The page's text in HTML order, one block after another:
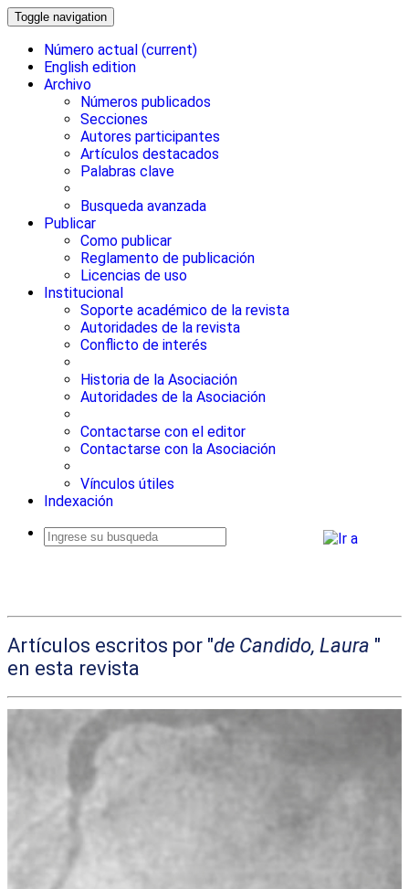
Toggle navigation
Número actual (current)
English edition
Archivo
Números publicados
Secciones
Autores participantes
Artículos destacados
Palabras clave
Busqueda avanzada
Publicar
Como publicar
Reglamento de publicación
Licencias de uso
Institucional
Soporte académico de la revista
Autoridades de la revista
Conflicto de interés
Historia de la Asociación
Autoridades de la Asociación
Contactarse con el editor
Contactarse con la Asociación
Vínculos útiles
Indexación
Artículos escritos por "de Candido, Laura "
en esta revista